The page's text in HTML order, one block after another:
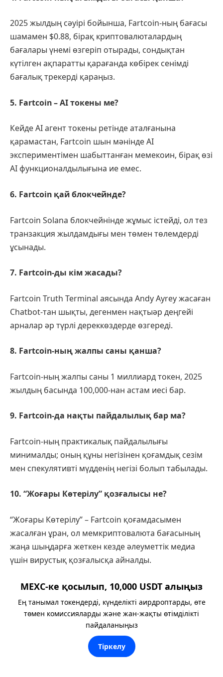
2025 жылдың сәуірі бойынша, Fartcoin-ның бағасы
шамамен $0.88, бірақ криптовалюталардың
бағалары үнемі өзгеріп отырады, сондықтан
күтілген ақпаратты қарағанда көбірек сенімді
бағалық трекерді қараңыз.
5. Fartcoin – AI токены ме?
Кейде AI агент токены ретінде аталғанына
қарамастан, Fartcoin шын мәнінде AI
экспериментімен шабыттанған мемекоин, бірақ өзі
AI функционалдылығына ие емес.
6. Fartcoin қай блокчейнде?
Fartcoin Solana блокчейнінде жұмыс істейді, ол тез
транзакция жылдамдығы мен төмен төлемдерді
ұсынады.
7. Fartcoin-ды кім жасады?
Fartcoin Truth Terminal аясында Andy Ayrey жасаған
Chatbot-тан шықты, дегенмен нақтыәр деңгейі
арналар әр түрлі дереккөздерде өзгереді.
8. Fartcoin-ның жалпы саны қанша?
Fartcoin-ның жалпы саны 1 миллиард токен, 2025
жылдың басында 100,000-нан астам иесі бар.
9. Fartcoin-да нақты пайдалылық бар ма?
Fartcoin-ның практикалық пайдалылығы
минималды; оның құны негізінен қоғамдық сезім
мен спекулятивті мүдденің негізі болып табылады.
10. “Жоғары Көтерілу” қозғалысы не?
“Жоғары Көтерілу” – Fartcoin қоғамдасымен
жасалған ұран, ол мемкриптовалюта бағасының
жаңа шыңдарға жеткен кезде әлеуметтік медиа
үшін вирустық қозғалысқа айналды.
MEXC-ке қосылып, 10,000 USDT алыңыз
Ең танымал токендерді, күнделікті аирдроптарды, өте
төмен комиссияларды және жан-жақты өтімділікті
пайдаланыңыз
Тіркелу